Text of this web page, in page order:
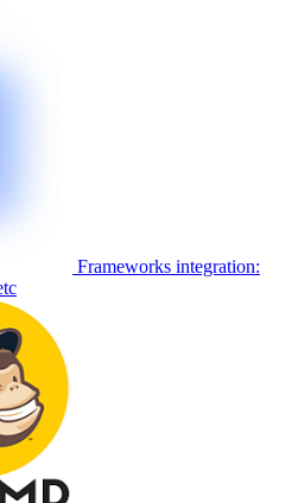
Frameworks integration: